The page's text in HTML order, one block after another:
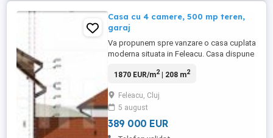
Casa cu 4 camere, 500 mp teren,
garaj
Va propunem spre vanzare o casa cuplata
moderna situata in Feleacu. Casa dispune
structurata pe 3 niveluri S+P+E: - subsol:
de luat masa, bucatarie, baie si hol. - Etaj:
3 dormitoare, 2 bai si hol. Proprietatea se
...
1870 EUR/m2| 208 m2
Feleacu, Cluj
5 august
389 000 EUR